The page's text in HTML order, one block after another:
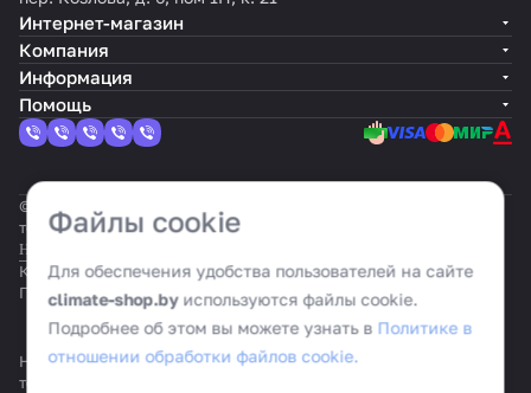
Файлы cookie
Для обеспечения удобства пользователей на сайте
climate-shop.byиспользуются файлы cookie.
Подробнее об этом вы можете узнать в Политике в
отношении обработки файлов cookie.
Интернет-магазин
Компания
Информация
Помощь
© 2026 Климат шоп: интернет-гипермаркет климатической
техники
Настройка cookie
Конфиденциальность
Политика cookie
Оферта
На информационном ресурсе применяютсярекомендательные
технологии